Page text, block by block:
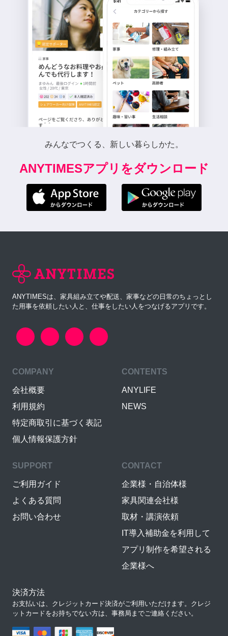
みんなでつくる、新しい暮らしかた。
ANYTIMESアプリをダウンロード
ANYTIMESは、家具組み立てや配送、家事などの日常のちょっとし
た用事を依頼したい人と、仕事をしたい人をつなげるアプリです。
COMPANY
会社概要
利用規約
特定商取引に基づく表記
個人情報保護方針
CONTENTS
ANYLIFE
NEWS
SUPPORT
ご利用ガイド
よくある質問
お問い合わせ
CONTACT
企業様・自治体様
家具関連会社様
取材・講演依頼
IT導入補助金を利用して
アプリ制作を希望される
企業様へ
決済方法
お支払いは、クレジットカード決済がご利用いただけます。クレジ
ットカードをお持ちでない方は、事務局までご連絡ください。